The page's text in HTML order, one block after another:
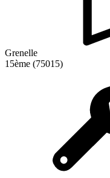
Grenelle
15ème (75015)